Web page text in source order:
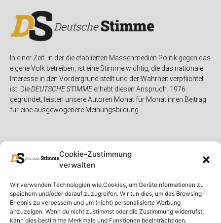
Cookie-Zustimmung
verwalten
Wir verwenden Technologien wie Cookies, um Geräteinformationen zu
speichern und/oder darauf zuzugreifen. Wir tun dies, um das Browsing-
Erlebnis zu verbessern und um (nicht) personalisierte Werbung
anzuzeigen. Wenn du nicht zustimmst oder die Zustimmung widerrufst,
kann dies bestimmte Merkmale und Funktionen beeinträchtigen.
In einer Zeit, in der die etablierten Massenmedien Politik gegen das
eigene Volk betreiben, ist eine Stimme wichtig, die das nationale
Interesse in den Vordergrund stellt und der Wahrheit verpflichtet
ist. DieDEUTSCHE STIMMEerhebt diesen Anspruch. 1976
gegründet, leisten unsere Autoren Monat für Monat ihren Beitrag
für eine ausgewogenere Meinungsbildung.
Unser Magazin
Spenden
Ausgaben
Rubriken
Deutschland
Ausland
Rechtliches
Rechtliche Hinweise
Impressum